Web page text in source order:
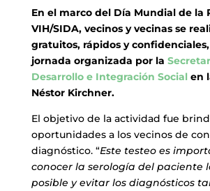
En el marco del Día Mundial de la
VIH/SIDA, vecinos y vecinas se
gratuitos, rápidos y
jornada organizada por la
Desarrollo e Integración Socialen
Néstor Kirchner.
El objetivo de la actividad fue
oportunidades a los vecinos de
diagnóstico. “Este testeo es
conocer la serología del paciente
posible y evitar los diagnósticos